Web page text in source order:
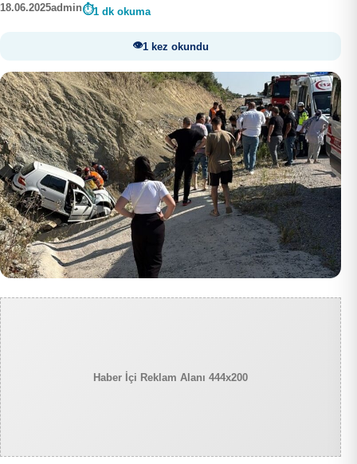
18.06.2025admin 1 dk okuma
1 kez okundu
Haber İçi Reklam Alanı 444x200